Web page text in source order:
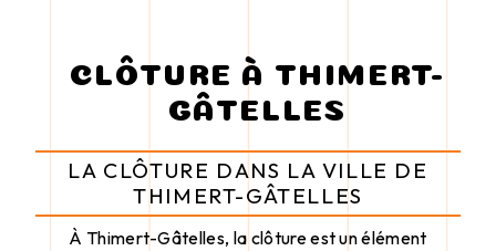
CLÔTURE À THIMERT-
GÂTELLES
LA CLÔTURE DANS LA VILLE DE
THIMERT-GÂTELLES
À Thimert-Gâtelles, la clôture est un élément